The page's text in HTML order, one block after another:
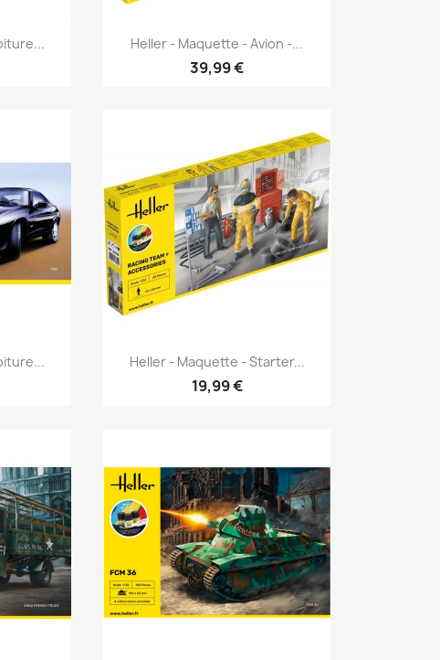
Aperçu rapide
Heller - Maquette - Avion -...
39,99 €
Aperçu rapide
Heller - Maquette - Starter...
19,99 €